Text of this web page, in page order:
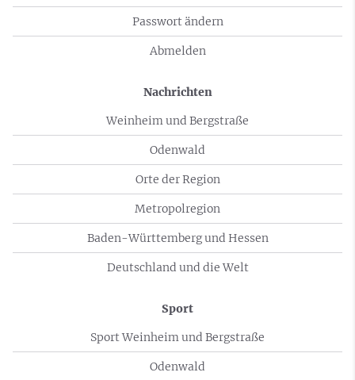
Passwort ändern
Abmelden
Nachrichten
Weinheim und Bergstraße
Odenwald
Orte der Region
Metropolregion
Baden-Württemberg und Hessen
Deutschland und die Welt
Sport
Sport Weinheim und Bergstraße
Odenwald